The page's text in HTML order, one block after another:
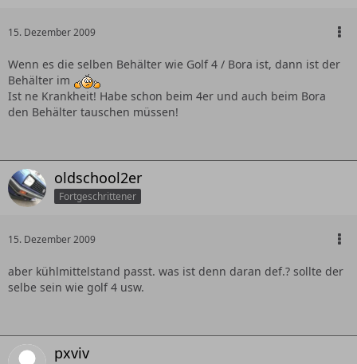
15. Dezember 2009
Wenn es die selben Behälter wie Golf 4 / Bora ist, dann ist der
Behälter im
Ist ne Krankheit! Habe schon beim 4er und auch beim Bora
den Behälter tauschen müssen!
oldschool2er
Fortgeschrittener
15. Dezember 2009
aber kühlmittelstand passt. was ist denn daran def.? sollte der
selbe sein wie golf 4 usw.
pxviv